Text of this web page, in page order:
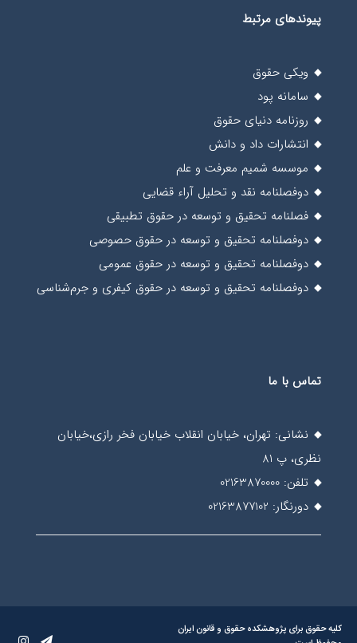
پیوندهای مرتبط
ویکی حقوق
سامانه پود
روزنامه دنیای حقوق
انتشارات داد و دانش
موسسه شمیم معرفت و علم
دوفصلنامه نقد و تحلیل آراء قضایی
فصلنامه تحقیق و توسعه در حقوق تطبیقی
دوفصلنامه تحقیق و توسعه در حقوق حصوصی
دوفصلنامه تحقیق و توسعه در حقوق عمومی
دوفصلنامه تحقیق و توسعه در حقوق کیفری و جرم‌شناسی
تماس با ما
نشانی: تهران، خیابان انقلاب خیابان فخر رازی،خیابان
نظری، پ 81
تلفن: 02163870000
دورنگار: 02163877102
کلیه حقوق برای پژوهشکده حقوق و قانون ایران